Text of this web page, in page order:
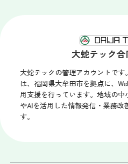
大蛇テック
大蛇テックの管理アカウントで
は、福岡県大牟田市を拠点に、
用支援を行っています。地域の中
やAIを活用した情報発信・業務改
す。